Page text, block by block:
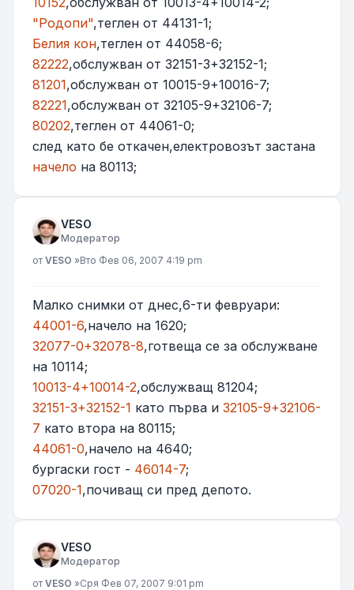
"Родопи",теглен от 44131-1;
Белия кон,теглен от 44058-6;
82222,обслужван от 32151-3+32152-1;
81201,обслужван от 10015-9+10016-7;
82221,обслужван от 32105-9+32106-7;
80202,теглен от 44061-0;
след като бе откачен,електровозът застана
начело на 80113;
VESO
Модератор
Мнение
от VESO »Вто Фев 06, 2007 4:19 pm
Малко снимки от днес,6-ти февруари:
44001-6,начело на 1620;
32077-0+32078-8,готвеща се за обслужване
на 10114;
10013-4+10014-2,обслужващ 81204;
32151-3+32152-1 като първа и 32105-9+32106-
7 като втора на 80115;
44061-0,начело на 4640;
бургаски гост - 46014-7;
07020-1,почиващ си пред депото.
VESO
Модератор
Мнение
от VESO »Сря Фев 07, 2007 9:01 pm